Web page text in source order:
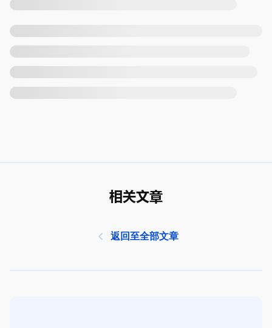
相关文章
返回至全部文章